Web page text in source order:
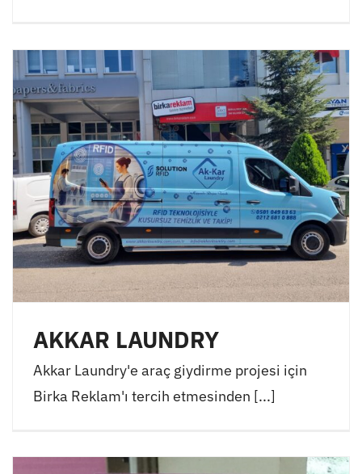
AKKAR LAUNDRY
Akkar Laundry'e araç giydirme projesi için
Birka Reklam'ı tercih etmesinden [...]